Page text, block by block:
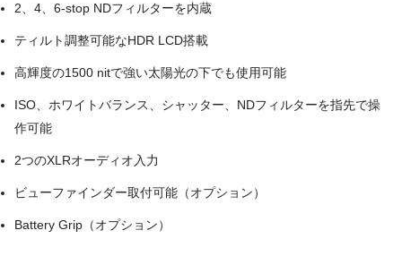
2、4、6-stop NDフィルターを内蔵
ティルト調整可能なHDR LCD搭載
高輝度の1500 nitで強い太陽光の下でも使用可能
ISO、ホワイトバランス、シャッター、NDフィルターを指先で操
作可能
2つのXLRオーディオ入力
ビューファインダー取付可能（オプション）
Battery Grip（オプション）